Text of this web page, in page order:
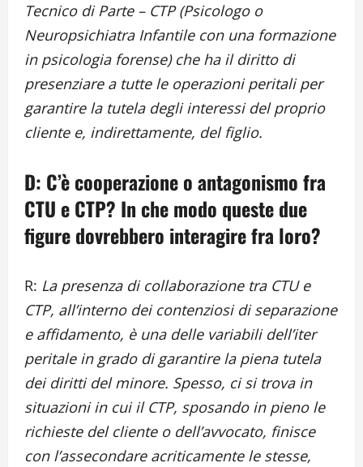
Tecnico di Parte – CTP (Psicologo o
Neuropsichiatra Infantile con una formazione
in psicologia forense) che ha il diritto di
presenziare a tutte le operazioni peritali per
garantire la tutela degli interessi del proprio
cliente e, indirettamente, del figlio.
D: C’è cooperazione o antagonismo fra
CTU e CTP? In che modo queste due
figure dovrebbero interagire fra loro?
R: La presenza di collaborazione tra CTU e
CTP, all’interno dei contenziosi di separazione
e affidamento, è una delle variabili dell’iter
peritale in grado di garantire la piena tutela
dei diritti del minore. Spesso, ci si trova in
situazioni in cui il CTP, sposando in pieno le
richieste del cliente o dell’avvocato, finisce
con l’assecondare acriticamente le stesse,